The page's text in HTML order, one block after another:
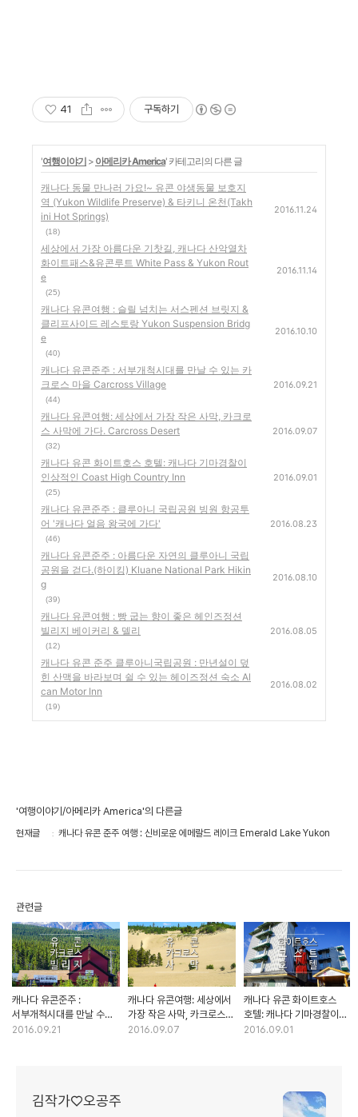
41 구독하기
'여행이야기 > 아메리카 America' 카테고리의 다른 글
캐나다 동물 만나러 가요!~ 유콘 야생동물 보호지
역 (Yukon Wildlife Preserve) & 타키니 온천(Takh
ini Hot Springs)
(18)
2016.11.24
세상에서 가장 아름다운 기찻길, 캐나다 산악열차
화이트패스&유콘루트 White Pass & Yukon Rout
e
(25)
2016.11.14
캐나다 유콘여행 : 슬릴 넘치는 서스펜션 브릿지 &
클리프사이드 레스토랑 Yukon Suspension Bridg
e
(40)
2016.10.10
캐나다 유콘준주 : 서부개척시대를 만날 수 있는 카
크로스 마을 Carcross Village
(44)
2016.09.21
캐나다 유콘여행: 세상에서 가장 작은 사막, 카크로
스 사막에 가다. Carcross Desert
(32)
2016.09.07
캐나다 유콘 화이트호스 호텔: 캐나다 기마경찰이
인상적인 Coast High Country Inn
(25)
2016.09.01
캐나다 유콘준주 : 클루아니 국립공원 빙원 항공투
어 '캐나다 얼음 왕국에 가다'
(46)
2016.08.23
캐나다 유콘준주 : 아름다운 자연의 클루아니 국립
공원을 걷다.(하이킹) Kluane National Park Hikin
g
(39)
2016.08.10
캐나다 유콘여행 : 빵 굽는 향이 좋은 헤인즈정션
빌리지 베이커리 & 델리
(12)
2016.08.05
캐나다 유콘 준주 클루아니국립공원 : 만년설이 덮
힌 산맥을 바라보며 쉴 수 있는 헤이즈정션 숙소 Al
can Motor Inn
(19)
2016.08.02
'여행이야기/아메리카 America'의 다른글
현재글 캐나다 유콘 준주 여행 : 신비로운 에메랄드 레이크 Emerald Lake Yukon
관련글
캐나다 유콘준주 :
서부개척시대를 만날 수
있는 카크로스 마을
2016.09.21
캐나다 유콘여행: 세상에서
가장 작은 사막, 카크로스
사막에 가다. Carcross
2016.09.07
캐나다 유콘 화이트호스
호텔: 캐나다 기마경찰이
인상적인 Coast High
2016.09.01
김작가♡오공주